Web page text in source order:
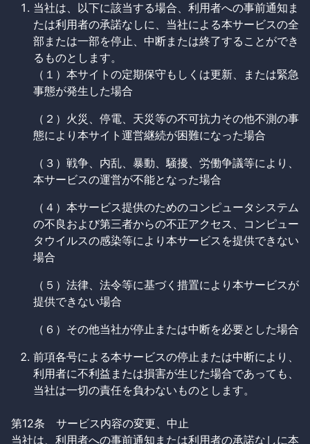
当社は、以下に該当する場合、利用者への事前通知ま
たは利用者の承諾なしに、当社による本サービスの全
部または一部を停止、中断または終了することができ
るものとします。
（１）本サイトの定期保守もしくは更新、または緊急
事態が発生した場合
（２）火災、停電、天災等の不可抗力その他不測の事
態により本サイト運営継続が困難になった場合
（３）戦争、内乱、暴動、騒擾、労働争議等により、
本サービスの運営が不能となった場合
（４）本サービス提供のためのコンピュータシステム
の不良および第三者からの不正アクセス、コンピュー
タウイルスの感染等により本サービスを提供できない
場合
（５）法律、法令等に基づく措置により本サービスが
提供できない場合
（６）その他当社が停止または中断を必要とした場合
前項各号による本サービスの停止または中断により、
利用者に不利益または損害が生じた場合であっても、
当社は一切の責任を負わないものとします。
第12条 サービス内容の変更、中止
当社は、利用者への事前通知または利用者の承諾なしに本